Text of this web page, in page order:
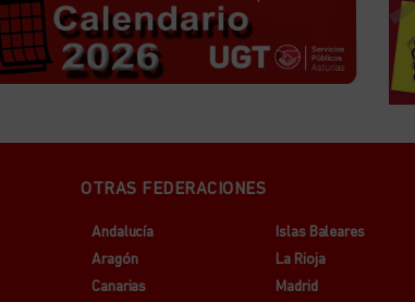
OTRAS FEDERACIONES
Andalucía
Aragón
Canarias
Islas Baleares
La Rioja
Madrid